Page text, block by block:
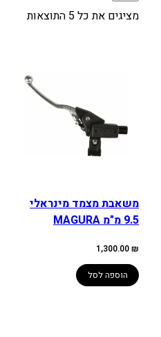
מציגים את כל ⁦5⁩ התוצאות
משאבת מצמד מינראלי
9.5 מ"מ MAGURA
1,300.00₪
הוספה לסל